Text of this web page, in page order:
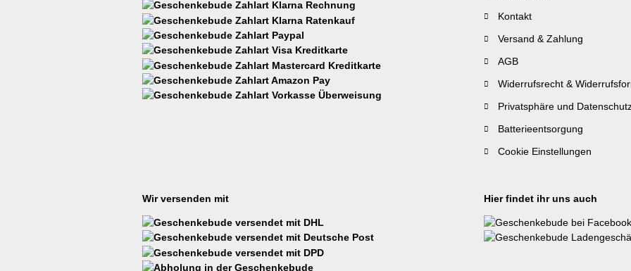
Kontakt
Versand & Zahlung
AGB
Widerrufsrecht &
Privatsphäre und
Batterieentsorgung
Cookie Einstellungen
Wir versenden mit Hier findet ihr uns auch